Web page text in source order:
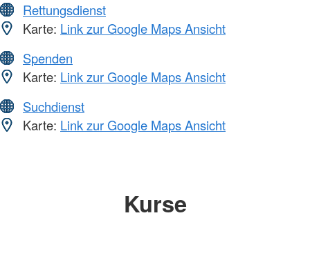
Rettungsdienst
Karte: Link zur Google Maps Ansicht
Spenden
Karte: Link zur Google Maps Ansicht
Suchdienst
Karte: Link zur Google Maps Ansicht
Kurse